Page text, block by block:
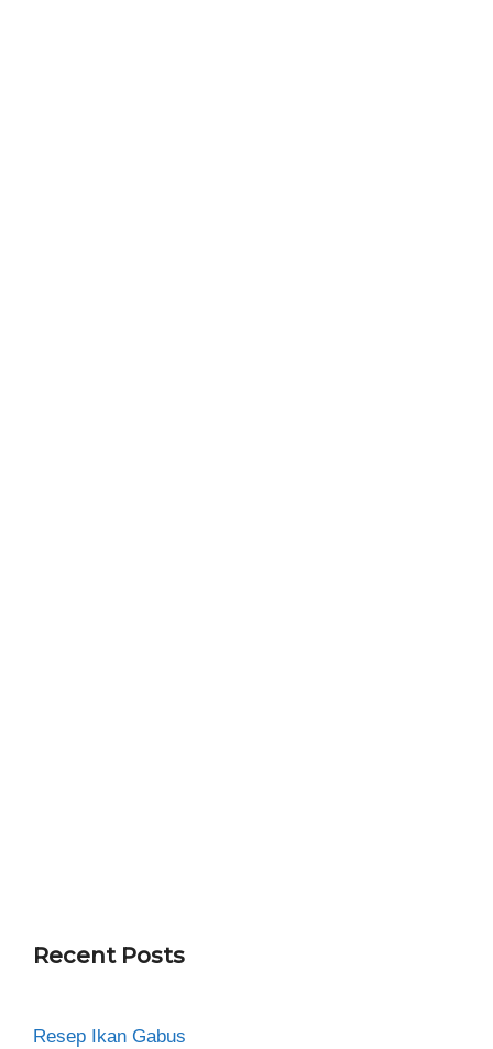
Recent Posts
Resep Ikan Gabus